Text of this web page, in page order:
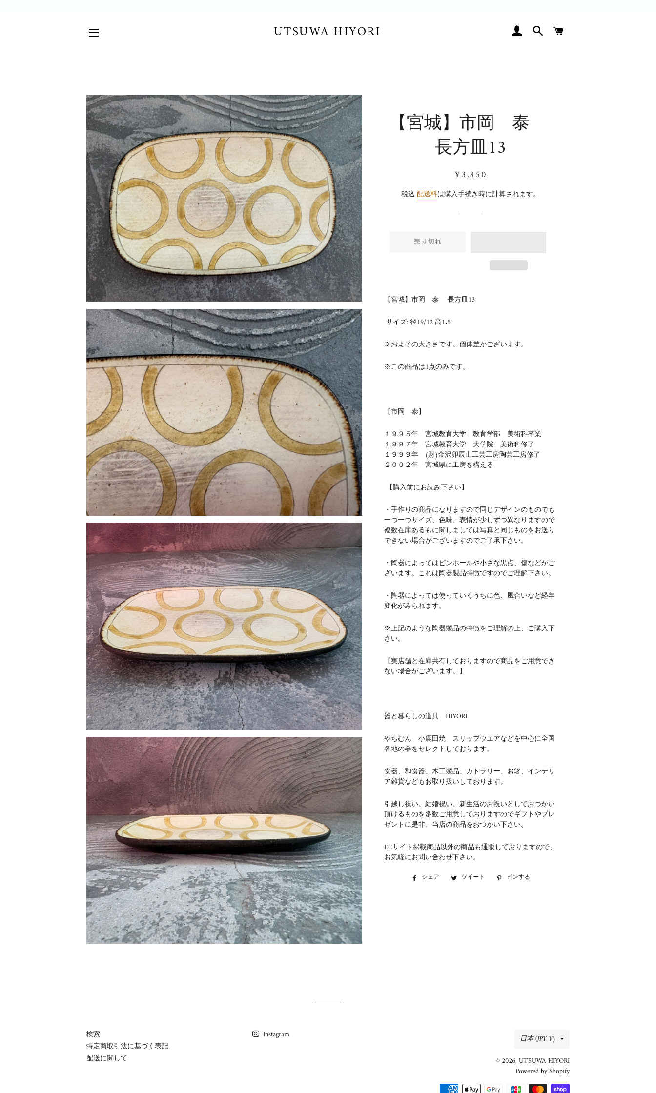
UTSUWA HIYORI ログイン検索
【宮城】市岡 泰
長方皿13
通
価
販
価
¥3,850
税込配送料は購入手続き時に計算されます。
売り切れ
【宮城】市岡 泰 長方皿13
サイズ:径19/12高1.5
※およその大きさです。個体差がございます。
※この商品は1点のみです。
【市岡 泰】
１９９５年 宮城教育大学 教育学部 美術科卒業
１９９７年 宮城教育大学 大学院 美術科修了
１９９９年 (財)金沢卯辰山工芸工房陶芸工房修了
２００２年 宮城県に工房を構える
【購入前にお読み下さい】
・手作りの商品になりますので同じデザインのものでも
一つ一つサイズ、色味、表情が少しずつ異なりますので
複数在庫あるもに関しましては写真と同じものをお送り
できない場合がございますのでご了承下さい。
・陶器によってはピンホールや小さな黒点、傷などがご
ざいます。これは陶器製品特徴ですのでご理解下さい。
・陶器によっては使っていくうちに色、風合いなど経年
変化がみられます。
※上記のような陶器製品の特徴をご理解の上、ご購入下
さい。
【実店舗と在庫共有しておりますので商品をご用意でき
ない場合がございます。】
器と暮らしの道具 HIYORI
やちむん 小鹿田焼 スリップウエアなどを中心に全国
各地の器をセレクトしております。
食器、和食器、木工製品、カトラリー、お箸、インテリ
ア雑貨などもお取り扱いしております。
引越し祝い、結婚祝い、新生活のお祝いとしておつかい
頂けるものを多数ご用意しておりますのでギフトやプレ
ゼントに是非、当店の商品をおつかい下さい。
ECサイト掲載商品以外の商品も通販しておりますので、
お気軽にお問い合わせ下さい。
シェア
Facebookツイート
Twitter ピンする
検索
特定商取引法に基づく表記
配送に関して
Instagram 国/
地
域
日本 (JPY ¥)
© 2026, UTSUWA HIYORI
Powered by Shopify
決